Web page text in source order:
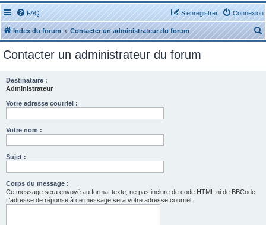
FAQ Connexion
S’enregistrer
Index du forum Contacter un administrateur du forum
e
Contacter un administrateur du forum
Destinataire :
Administrateur
Votre adresse courriel :
Votre nom :
Sujet :
Corps du message :
Ce message sera envoyé au format texte, ne pas inclure de code HTML ni de BBCode.
L’adresse de réponse à ce message sera votre adresse courriel.